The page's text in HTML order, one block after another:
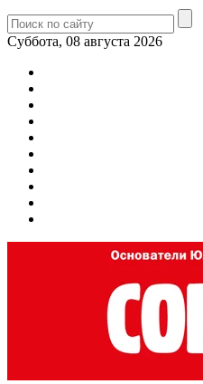
Суббота, 08 августа 2026